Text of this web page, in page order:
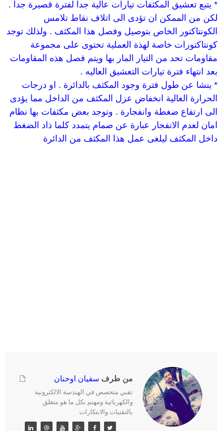
* يتبع تعشيق المكثفات تيارات عالية جدا لفترة قصيرة جدا .
لكن من الممكن ان تؤدى الى اتلاف نقاط تلامس
الكونتاكتور الخاص بتوصيل وفصل هذا المكثف . ولذلك توجد
كونتاكتورات خاصة لهذة العملية تحتوى على مجموعة
مقاومات تحد من التيار المار بها ويتم فصل هذه المقاومات
بعد انتهاء فترة تيارات التعشيق العاليه .
* ينشا عن طول فترة وجود المكثف بالدائرة . او درجات
الحرارة العالية انخفاض عزل المكثف من الداخل مما يؤدى
الى ارتفاع ضغطة وانفجارة . وتوجد بعض مكثفات بها نظام
امان لعدم الانفجار عبارة عن صمام يتمدد كلما ذاد الضغط
داخل المكثف ليلغى عمل هذا المكثف من الدائرة
من طرف سفيان اوحنان
تقني متخصص في الهندسة الالكترونية
والكهربائية ومهتم بكل ما هو متعلق
بالتقنيات والابتكارات